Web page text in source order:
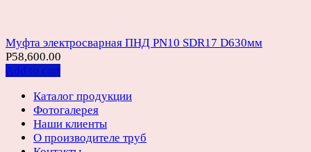
Муфта электросварная ПНД PN10 SDR17 D630мм
Р58,600.00
Add to cart
Каталог продукции
Фотогалерея
Наши клиенты
О производителе труб